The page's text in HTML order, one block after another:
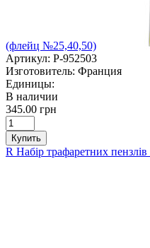
(флейц №25,40,50)
Артикул: P-952503
Изготовитель: Франция
Единицы:
В наличии
345.00 грн
Купить
R Набір трафаретних